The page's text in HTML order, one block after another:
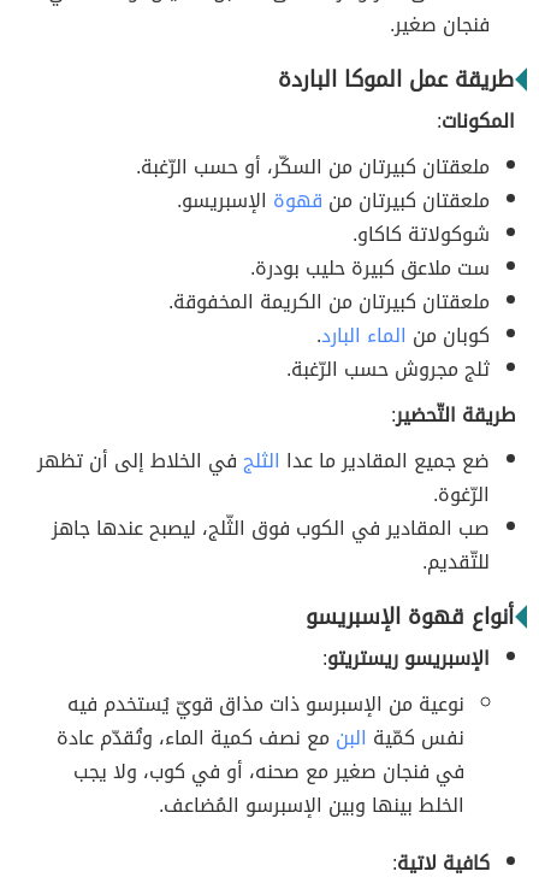
فنجان صغير.
طريقة عمل الموكا الباردة
المكونات:
ملعقتان كبيرتان من السكّر، أو حسب الرّغبة.
ملعقتان كبيرتان من قهوة الإسبريسو.
شوكولاتة كاكاو.
ست ملاعق كبيرة حليب بودرة.
ملعقتان كبيرتان من الكريمة المخفوقة.
كوبان من الماء البارد.
ثلج مجروش حسب الرّغبة.
طريقة التّحضير:
ضع جميع المقادير ما عدا الثلجفي الخلاط إلى أن تظهر
الرّغوة.
صب المقادير في الكوب فوق الثّلج، ليصبح عندها جاهز
للتّقديم.
أنواع قهوة الإسبريسو
الإسبريسو ريستريتو:
نوعية من الإسبرسو ذات مذاق قويّ يُستخدم فيه
نفس كمّية البن مع نصف كمية الماء، وتُقدّم عادة
في فنجان صغير مع صحنه، أو في كوب، ولا يجب
الخلط بينها وبين الإسبرسو المُضاعف.
كافية لاتية: